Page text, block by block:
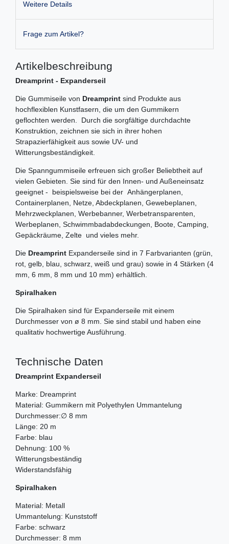
Weitere Details
Frage zum Artikel?
Artikelbeschreibung
Dreamprint - Expanderseil
Die Gummiseile von Dreamprint sind Produkte aus
hochflexiblen Kunstfasern, die um den Gummikern
geflochten werden. Durch die sorgfältige durchdachte
Konstruktion, zeichnen sie sich in ihrer hohen
Strapazierfähigkeit aus sowie UV- und
Witterungsbeständigkeit.
Die Spanngummiseile erfreuen sich großer Beliebtheit auf
vielen Gebieten. Sie sind für den Innen- und Außeneinsatz
geeignet - beispielsweise bei der Anhängerplanen,
Containerplanen, Netze, Abdeckplanen, Gewebeplanen,
Mehrzweckplanen, Werbebanner, Werbetransparenten,
Werbeplanen, Schwimmbadabdeckungen, Boote, Camping,
Gepäckräume, Zelte und vieles mehr.
Die Dreamprint Expanderseile sind in 7 Farbvarianten (grün,
rot, gelb, blau, schwarz, weiß und grau) sowie in 4 Stärken (4
mm, 6 mm, 8 mm und 10 mm) erhältlich.
Spiralhaken
Die Spiralhaken sind für Expanderseile mit einem
Durchmesser von ø 8 mm. Sie sind stabil und haben eine
qualitativ hochwertige Ausführung.
Technische Daten
Dreamprint Expanderseil
Marke: Dreamprint
Material: Gummikern mit Polyethylen Ummantelung
Durchmesser:∅ 8 mm
Länge: 20 m
Farbe: blau
Dehnung: 100 %
Witterungsbeständig
Widerstandsfähig
Spiralhaken
Material: Metall
Ummantelung: Kunststoff
Farbe: schwarz
Durchmesser: 8 mm